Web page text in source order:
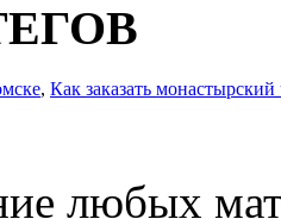
, Как заказать
любых